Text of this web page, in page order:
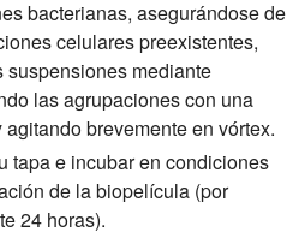
bacterianas, asegurándose de
celulares preexistentes,
suspensiones mediante
las agrupaciones con una
brevemente en vórtex.
tapa e incubar en condiciones
de la biopelícula (por
24 horas).